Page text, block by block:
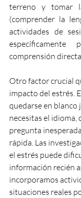
terreno y tomar
(comprender la
actividades de
comprensión directa.
Otro factor crucial
impacto del estrés.
quedarse en blanco
necesitas el idioma,
pregunta
rápida. Las
el estrés puede
información recién
incorporamos
situaciones reales